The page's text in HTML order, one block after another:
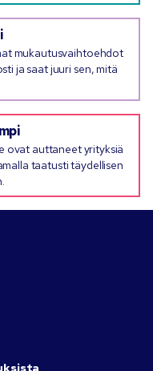
mukautusvaihtoehdot
ja saat juuri sen, mitä
ovat auttaneet yrityksiä
taatusti täydellisen